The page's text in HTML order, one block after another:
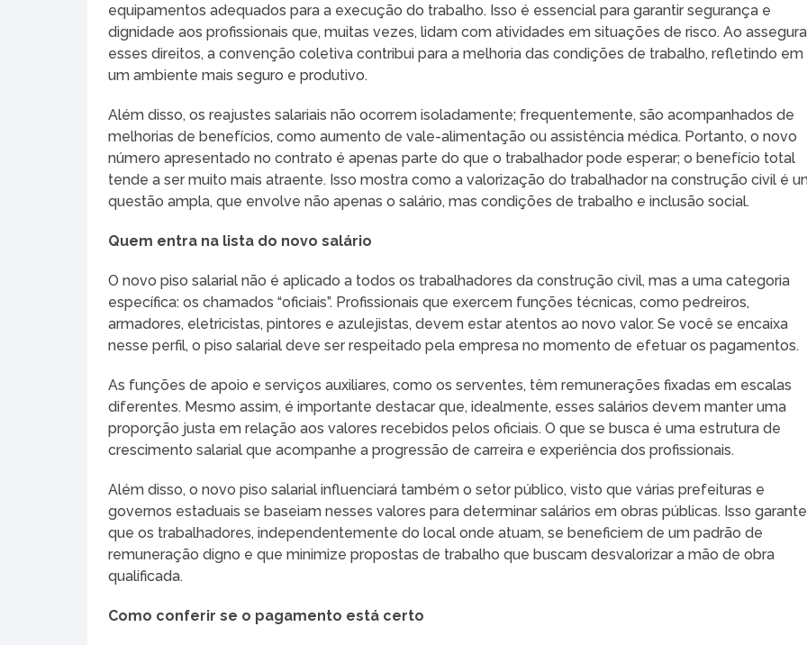
equipamentos adequados para a execução do trabalho. Isso é essencial para garantir segurança e
dignidade aos profissionais que, muitas vezes, lidam com atividades em situações de risco. Ao
esses direitos, a convenção coletiva contribui para a melhoria das condições de trabalho, refletindo em
um ambiente mais seguro e produtivo.
Além disso, os reajustes salariais não ocorrem isoladamente; frequentemente, são acompanhados de
melhorias de benefícios, como aumento de vale-alimentação ou assistência médica. Portanto, o novo
número apresentado no contrato é apenas parte do que o trabalhador pode esperar; o benefício total
tende a ser muito mais atraente. Isso mostra como a valorização do trabalhador na construção civil é
questão ampla, que envolve não apenas o salário, mas condições de trabalho e inclusão social.
Quem entra na lista do novo salário
O novo piso salarial não é aplicado a todos os trabalhadores da construção civil, mas a uma categoria
específica: os chamados “oficiais”. Profissionais que exercem funções técnicas, como pedreiros,
armadores, eletricistas, pintores e azulejistas, devem estar atentos ao novo valor. Se você se encaixa
nesse perfil, o piso salarial deve ser respeitado pela empresa no momento de efetuar os pagamentos.
As funções de apoio e serviços auxiliares, como os serventes, têm remunerações fixadas em escalas
diferentes. Mesmo assim, é importante destacar que, idealmente, esses salários devem manter uma
proporção justa em relação aos valores recebidos pelos oficiais. O que se busca é uma estrutura de
crescimento salarial que acompanhe a progressão de carreira e experiência dos profissionais.
Além disso, o novo piso salarial influenciará também o setor público, visto que várias prefeituras e
governos estaduais se baseiam nesses valores para determinar salários em obras públicas. Isso garante
que os trabalhadores, independentemente do local onde atuam, se beneficiem de um padrão de
remuneração digno e que minimize propostas de trabalho que buscam desvalorizar a mão de obra
qualificada.
Como conferir se o pagamento está certo